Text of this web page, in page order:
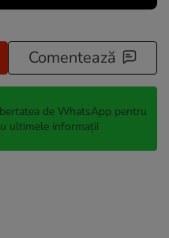
Comentează
de WhatsApp pentru
ultimele informații